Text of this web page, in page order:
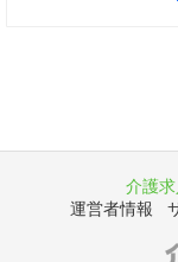
介護
運営者情報